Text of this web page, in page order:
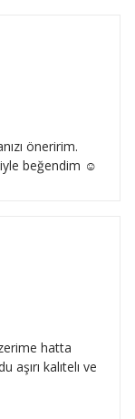
öneririm.
beğendim ☺️
hatta
aşırı kalıtelı ve